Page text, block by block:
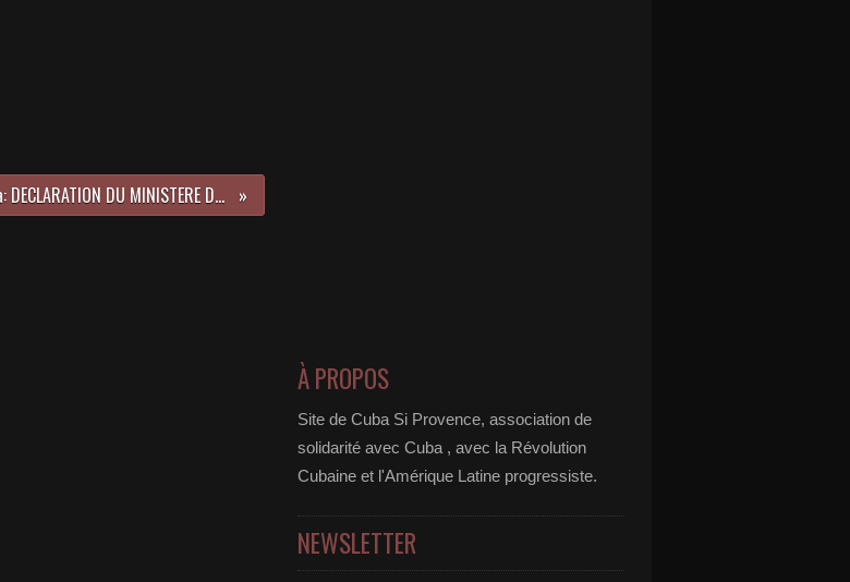
Cuba: DECLARATION DU MINISTERE DES RELATIONS EXTERIEURES SUR LA SITUATION A GAZA 31 JUILLET 2014
À PROPOS
Site de Cuba Si Provence, association de
solidarité avec Cuba , avec la Révolution
Cubaine et l'Amérique Latine progressiste.
NEWSLETTER